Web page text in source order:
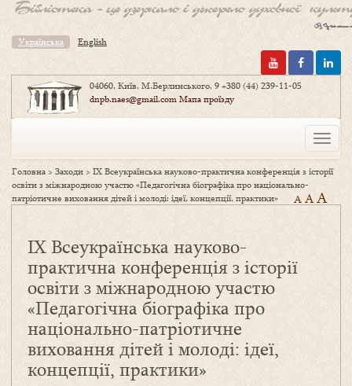
Українська English
04060, Київ, М.Берлинського, 9+380 (44) 239-11-05
dnpb.naes@gmail.comМапа проїзду
Toggle
Головна >Заходи >ІХ Всеукраїнська науково-практична конференція з історії
освіти з міжнародною участю «Педагогічна біографіка про національно-
патріотичне виховання дітей і молоді: ідеї, концепції, практики»
A AA
ІХ Всеукраїнська науково-
практична конференція з історії
освіти з міжнародною участю
«Педагогічна біографіка про
національно-патріотичне
виховання дітей і молоді: ідеї,
концепції, практики»